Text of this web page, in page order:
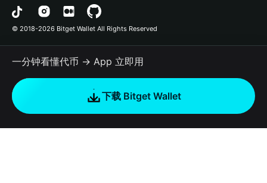
工作机会
DApp
RWA
如何购买加密货币
批量转账
Bitcoin
Polygon
用户使用协议
© 2018-2026 Bitget Wallet All Rights Reserved
一分钟看懂代币 → App 立即用
下载 Bitget Wallet